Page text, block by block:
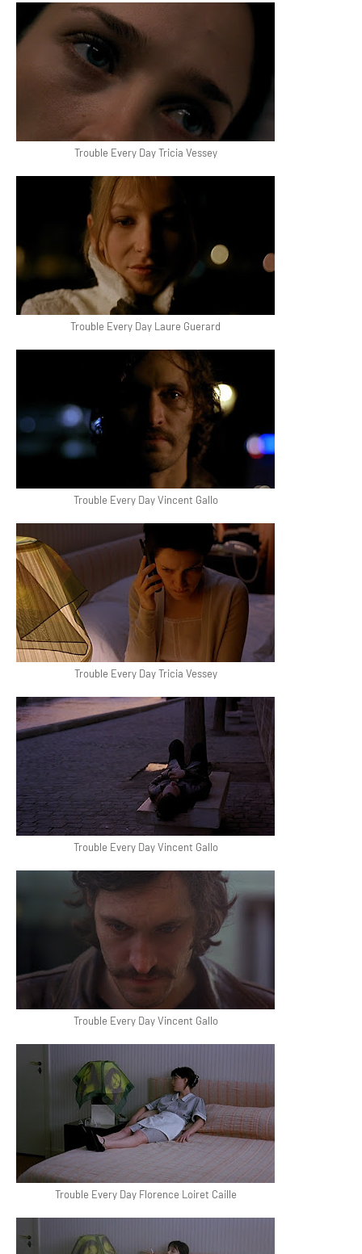
Trouble Every Day Tricia Vessey
Trouble Every Day Laure Guerard
Trouble Every Day Vincent Gallo
Trouble Every Day Tricia Vessey
Trouble Every Day Vincent Gallo
Trouble Every Day Vincent Gallo
Trouble Every Day Florence Loiret Caille